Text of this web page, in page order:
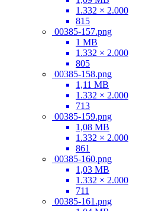
1.332 × 2.000
815
00385-157.png
1 MB
1.332 × 2.000
805
00385-158.png
1,11 MB
1.332 × 2.000
713
00385-159.png
1,08 MB
1.332 × 2.000
861
00385-160.png
1,03 MB
1.332 × 2.000
711
00385-161.png